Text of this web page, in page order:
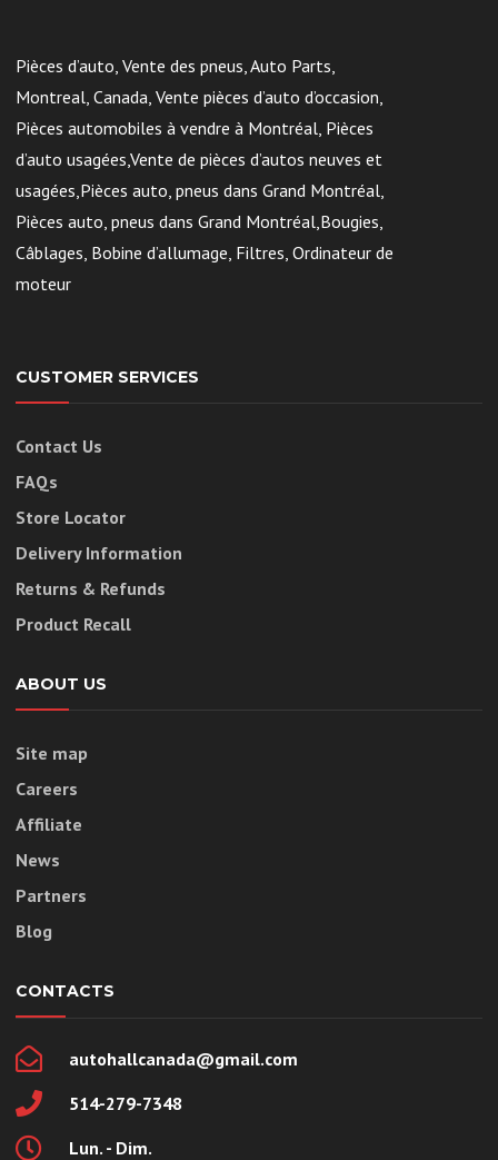
Pièces d’auto, Vente des pneus, Auto Parts,
Montreal, Canada, Vente pièces d’auto d’occasion,
Pièces automobiles à vendre à Montréal, Pièces
d’auto usagées,Vente de pièces d’autos neuves et
usagées,Pièces auto, pneus dans Grand Montréal,
Pièces auto, pneus dans Grand Montréal,Bougies,
Câblages, Bobine d’allumage, Filtres, Ordinateur de
moteur
CUSTOMER SERVICES
Contact Us
FAQs
Store Locator
Delivery Information
Returns & Refunds
Product Recall
ABOUT US
Site map
Careers
Affiliate
News
Partners
Blog
CONTACTS
autohallcanada@gmail.com
514-279-7348
Lun. - Dim.